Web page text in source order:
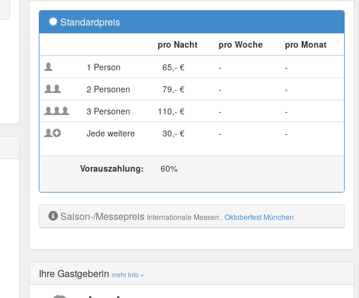
Standardpreis
pro Nacht pro Woche
pro Monat
1 Person
65,- € -
-
2 Personen
79,- € -
-
3 Personen
110,- € -
-
Jede weitere
30,- € - -
Vorauszahlung: 60%
Saison-/Messepreis Internationale Messen , Oktoberfest München
Ihre Gastgeberin mehr Info »